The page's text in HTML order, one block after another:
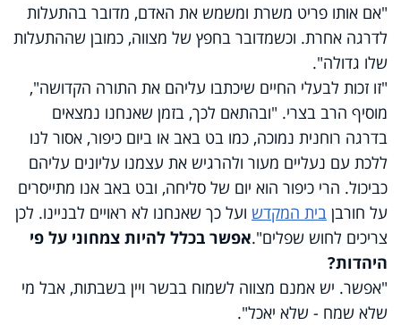
"אם אותו פריט משרת ומשמש את האדם, מדובר בהתעלות
לדרגה אחרת. וכשמדובר בחפץ של מצווה, כמובן שההתעלות
שלו גדולה".
"זו זכות לבעלי החיים שיכתבו עליהם את התורה הקדושה",
מוסיף הרב בצרי. "ובהתאם לכך, בזמן שאנחנו נמצאים
בדרגה רוחנית נמוכה, כמו בט באב או ביום כיפור, אסור לנו
ללכת עם נעליים מעור ולהרגיש את עצמנו עליונים עליהם
כביכול. הרי כיפור הוא יום של סליחה, ובט באב אנו מתייסרים
על חורבן בית המקדש ועל כך שאנחנו לא ראויים לבניינו. לכן
צריכים לחוש שפלים".אפשר בכלל להיות צמחוני על פי
היהדות?
"אפשר. יש אמנם מצווה לשמוח בבשר ויין בשבתות, אבל מי
שלא שמח - שלא יאכל".